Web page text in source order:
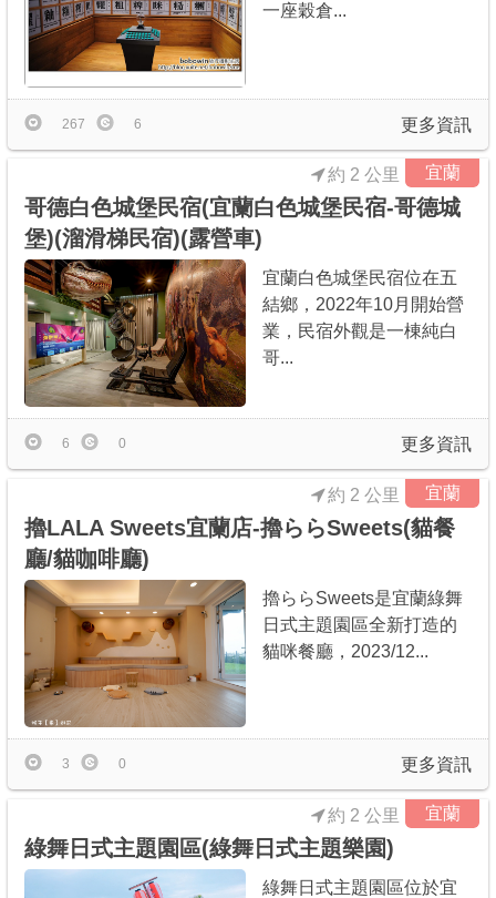
一座穀倉...
更多資訊
267 6
宜蘭
哥德白色城堡民宿(宜蘭白色城堡民宿-哥德城
堡)(溜滑梯民宿)(露營車)
約 2 公里
宜蘭白色城堡民宿位在五
結鄉，2022年10月開始營
業，民宿外觀是一棟純白
哥...
更多資訊
6 0
宜蘭
擼LALA Sweets宜蘭店-擼ららSweets(貓餐
廳/貓咖啡廳)
約 2 公里
擼ららSweets是宜蘭綠舞
日式主題園區全新打造的
貓咪餐廳，2023/12...
更多資訊
3 0
宜蘭
綠舞日式主題園區(綠舞日式主題樂園)
約 2 公里
綠舞日式主題園區位於宜